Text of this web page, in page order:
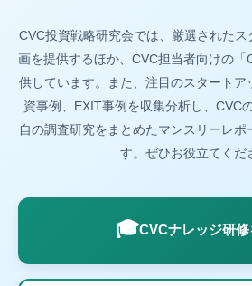
CVC投資戦略研究会では、厳選された
画を提供するほか、CVC担当者向けの「
供しています。また、注目のスタートア
資事例、EXIT事例を収集分析し、CVC
自の調査研究をまとめたマンスリーレポ
す。ぜひお役立てくだ
🎓CVCナレッジ研修